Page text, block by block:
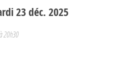
23déc.2025
20h30